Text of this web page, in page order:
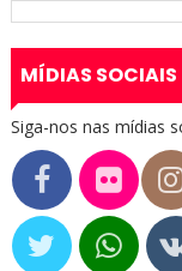
MÍDIAS SOCIAIS
Siga-nos nas mídias